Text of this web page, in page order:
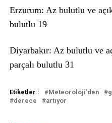
Erzurum: Az bulutlu ve
bulutlu 19
Diyarbakır: Az bulutlu ve
parçalı bulutlu 31
Etiketler : Meteoroloji'den
derece
artıyor